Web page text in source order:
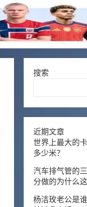
搜索
近期文章
世界上最大的
多少米？
汽车排气管的
分做的为什么这
杨洁玫老公是